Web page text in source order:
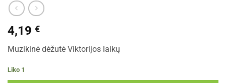
4,19 €
Muzikinė dėžutė Viktorijos laikų
Liko 1